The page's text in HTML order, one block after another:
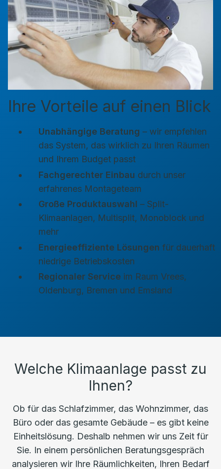
Ihre Vorteile auf einen Blick
Unabhängige Beratung – wir empfehlen
das System, das wirklich zu Ihren Räumen
und Ihrem Budget passt
Fachgerechter Einbau durch unser
erfahrenes Montageteam
Große Produktauswahl – Split-
Klimaanlagen, Multisplit, Monoblock und
mehr
Energieeffiziente Lösungen für dauerhaft
niedrige Betriebskosten
Regionaler Service im Raum Vrees,
Oldenburg, Bremen und Emsland
Welche Klimaanlage passt zu
Ihnen?
Ob für das Schlafzimmer, das Wohnzimmer, das
Büro oder das gesamte Gebäude – es gibt keine
Einheitslösung. Deshalb nehmen wir uns Zeit für
Sie. In einem persönlichen Beratungsgespräch
analysieren wir Ihre Räumlichkeiten, Ihren Bedarf